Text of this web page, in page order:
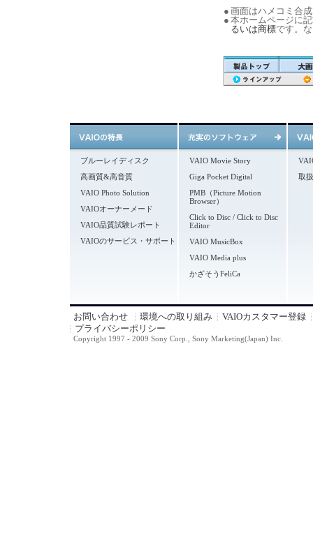
● 画面はハメコミ合
● 本ホームページに
るいは商標です。
ブルーレイディスク
高画質&高音質
VAIO Photo Solution
VAIOオーナーメード
VAIO品質試験レポート
VAIOのサービス・サポート
VAIO Movie Story
Giga Pocket Digital
PMB（Picture Motion
Browser）
Click to Disc / Click to Disc
Editor
VAIO MusicBox
VAIO Media plus
かざそうFeliCa
取
お問い合わせ 環境への取り組み
VAIOカスタマー登録
プライバシーポリシー
Copyright 1997 - 2009 Sony Corp., Sony Marketing(Japan) Inc.